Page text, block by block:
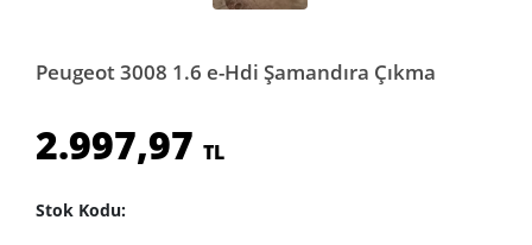
Peugeot 3008 1.6 e-Hdi Şamandıra Çıkma
2.997,97 TL
Stok Kodu: